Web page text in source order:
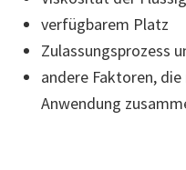
verfügbarem Platz
Zulassungsprozess
andere Faktoren,
Anwendung